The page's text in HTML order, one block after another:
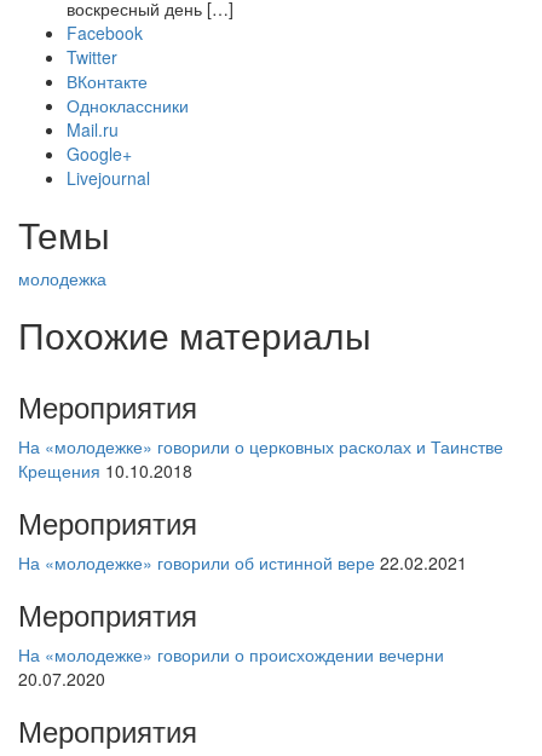
воскресный день […]
Facebook
Twitter
ВКонтакте
Одноклассники
Mail.ru
Google+
Livejournal
Темы
молодежка
Похожие материалы
Мероприятия
На «молодежке» говорили о церковных расколах и Таинстве
Крещения 10.10.2018
Мероприятия
На «молодежке» говорили об истинной вере 22.02.2021
Мероприятия
На «молодежке» говорили о происхождении вечерни
20.07.2020
Мероприятия